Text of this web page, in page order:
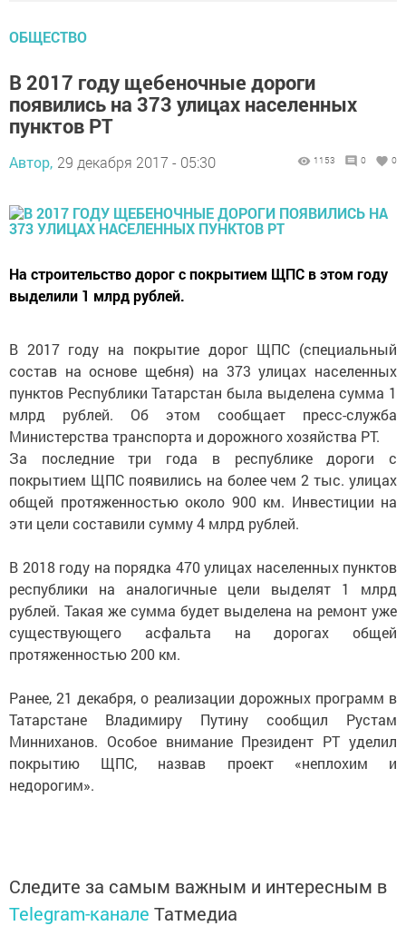
ОБЩЕСТВО
В 2017 году щебеночные дороги
появились на 373 улицах населенных
пунктов РТ
Автор, 29 декабря 2017 - 05:30 1153 0 0
На строительство дорог с покрытием ЩПС в этом году
выделили 1 млрд рублей.
В 2017 году на покрытие дорог ЩПС (специальный
состав на основе щебня) на 373 улицах населенных
пунктов Республики Татарстан была выделена сумма 1
млрд рублей. Об этом сообщает пресс-служба
Министерства транспорта и дорожного хозяйства РТ.
За последние три года в республике дороги с
покрытием ЩПС появились на более чем 2 тыс. улицах
общей протяженностью около 900 км. Инвестиции на
эти цели составили сумму 4 млрд рублей.
В 2018 году на порядка 470 улицах населенных пунктов
республики на аналогичные цели выделят 1 млрд
рублей. Такая же сумма будет выделена на ремонт уже
существующего асфальта на дорогах общей
протяженностью 200 км.
Ранее, 21 декабря, о реализации дорожных программ в
Татарстане Владимиру Путину сообщил Рустам
Минниханов. Особое внимание Президент РТ уделил
покрытию ЩПС, назвав проект «неплохим и
недорогим».
Следите за самым важным и интересным в
Telegram-канале Татмедиа